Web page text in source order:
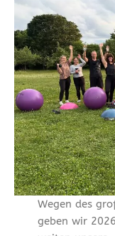
Wegen des
geben wir